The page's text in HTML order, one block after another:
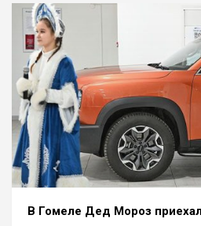
В Гомеле Дед Мороз